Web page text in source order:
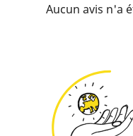
Aucun avis n'a